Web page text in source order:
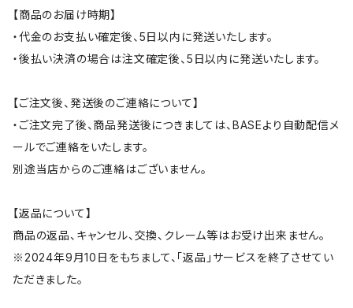
【商品のお届け時期】
・代金のお支払い確定後、5日以内に発送いたします。
・後払い決済の場合は注文確定後、5日以内に発送いたします。
【ご注文後、発送後のご連絡について】
・ご注文完了後、商品発送後につきましては、BASEより自動配信メ
ールでご連絡をいたします。
別途当店からのご連絡はございません。
【返品について】
商品の返品、キャンセル、交換、クレーム等はお受け出来ません。
※2024年9月10日をもちまして、「返品」サービスを終了させてい
ただきました。